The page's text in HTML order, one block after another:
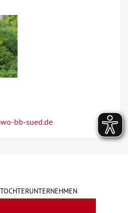
bb-sued.de
TOCHTERUNTERNEHMEN